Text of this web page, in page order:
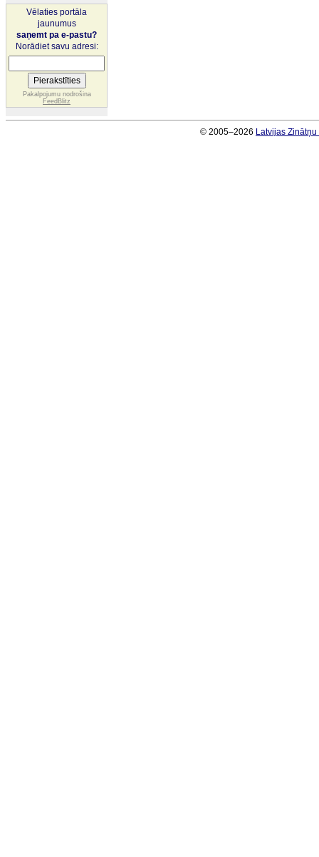
Vēlaties portāla
jaunumus
saņemt pa e-pastu?
Norādiet savu adresi:
Pakalpojumu nodrošina
FeedBlitz
© 2005–2026 Latvijas